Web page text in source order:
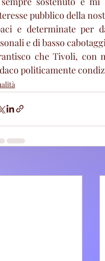
pubblico della
e determinate per
e di basso
che Tivoli, con
politicamente